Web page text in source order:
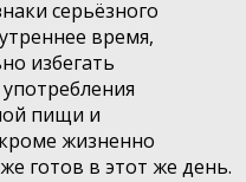
серьёзного
время,
избегать
пищи и
жизненно
готов в этот же день.